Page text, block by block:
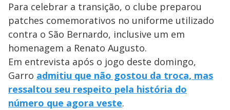
Para celebrar a transição, o clube preparou
patches comemorativos no uniforme utilizado
contra o São Bernardo, inclusive um em
homenagem a Renato Augusto.
Em entrevista após o jogo deste domingo,
Garro admitiu que não gostou da troca, mas
ressaltou seu respeito pela história do
número que agora veste.